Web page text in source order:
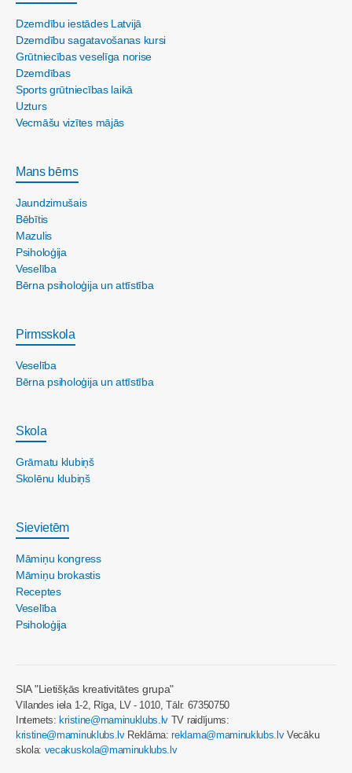
Dzemdību iestādes Latvijā
Dzemdību sagatavošanas kursi
Grūtniecības veselīga norise
Dzemdības
Sports grūtniecības laikā
Uzturs
Vecmāšu vizītes mājās
Mans bērns
Jaundzimušais
Bēbītis
Mazulis
Psiholoģija
Veselība
Bērna psiholoģija un attīstība
Pirmsskola
Veselība
Bērna psiholoģija un attīstība
Skola
Grāmatu klubiņš
Skolēnu klubiņš
Sievietēm
Māmiņu kongress
Māmiņu brokastis
Receptes
Veselība
Psiholoģija
SIA "Lietišķās kreativitātes grupa"
Vīlandes iela 1-2, Rīga, LV - 1010, Tālr. 67350750
Internets:kristine@maminuklubs.lv TV raidījums:
kristine@maminuklubs.lvReklāma:reklama@maminuklubs.lvVecāku
skola: vecakuskola@maminuklubs.lv